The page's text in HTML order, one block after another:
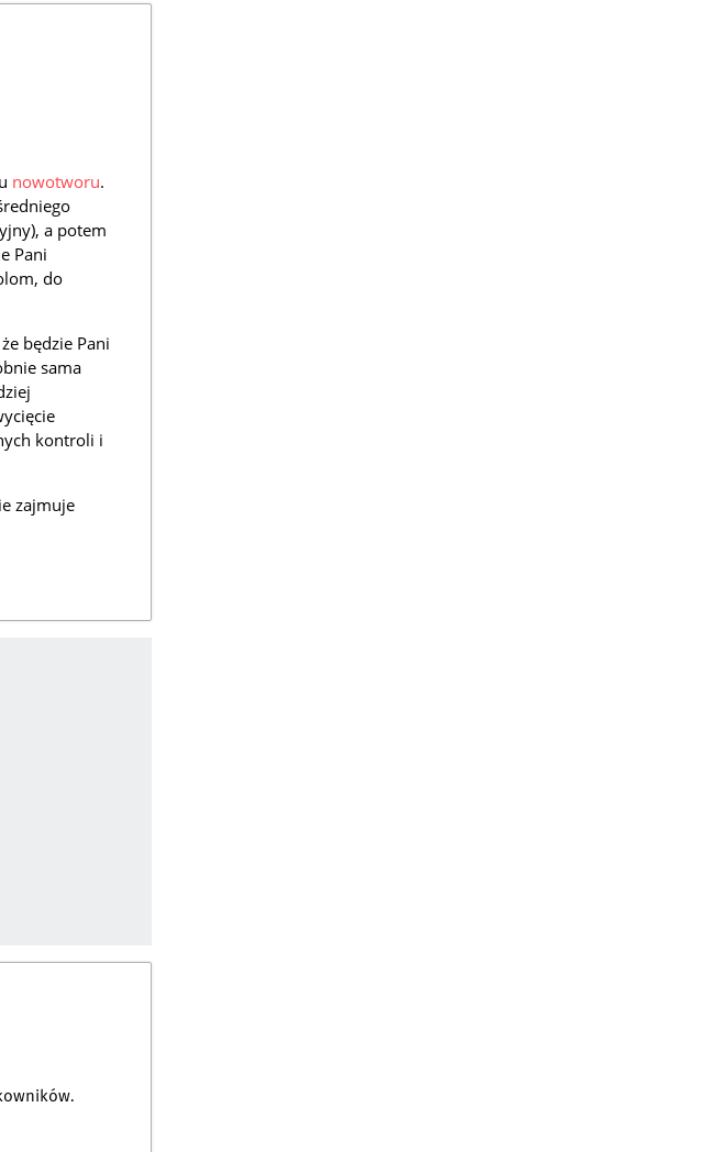
nowotworu.
a potem
Pani
do
będzie Pani
sama
kontroli i
zajmuje